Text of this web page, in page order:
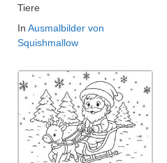
Tiere
In Ausmalbilder von
Squishmallow